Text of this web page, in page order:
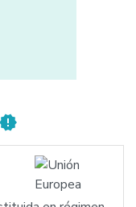
new_releases